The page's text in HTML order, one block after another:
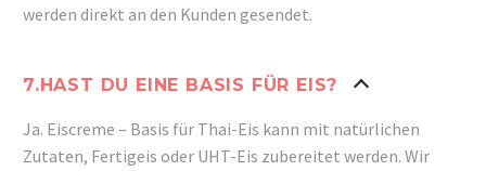
werden direkt an den Kunden gesendet.
7.HAST DU EINE BASIS FÜR EIS?
Ja. Eiscreme – Basis für Thai-Eis kann mit natürlichen
Zutaten, Fertigeis oder UHT-Eis zubereitet werden. Wir